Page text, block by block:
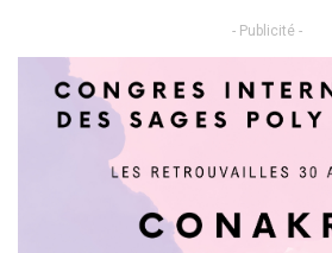
- Publicité -